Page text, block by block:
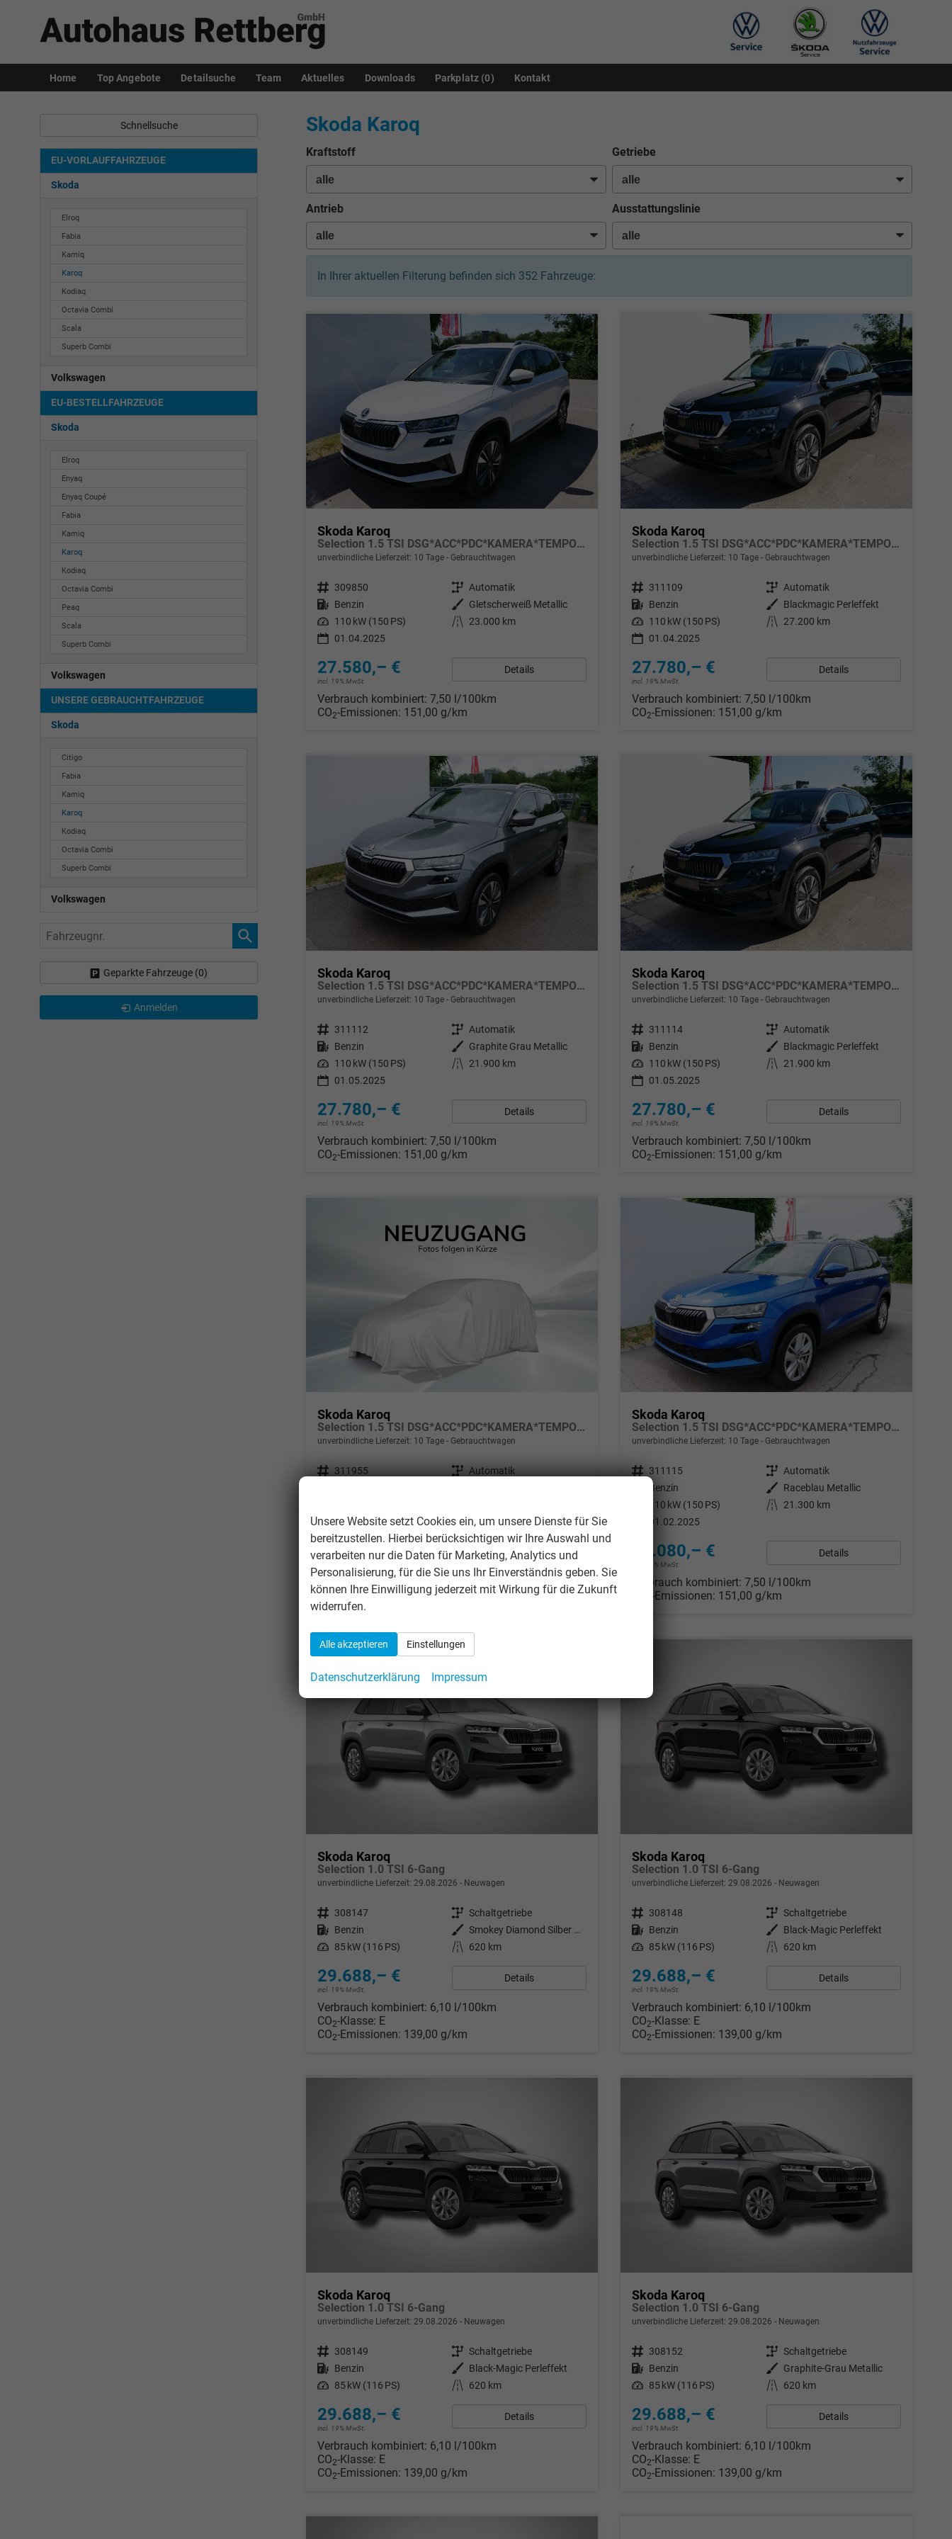
Home Top Angebote Detailsuche Team Aktuelles Downloads Parkplatz (0) Kontakt
Skoda Karoq
Kraftstoff Getriebe
Antrieb Ausstattungslinie
In Ihrer aktuellen Filterung befinden sich 352Fahrzeuge:
Skoda Karoq
Selection 1.5 TSI DSG*ACC*PDC*KAMERA*TEMPOMAT*LED*SMARTLINK*KLIMA*RADIO*17-ZOLL
unverbindliche Lieferzeit: 10 Tage Gebrauchtwagen
Fahrzeugnr. 309850 Getriebe Automatik
Kraftstoff Benzin Außenfarbe
Gletscherweiß Metallic
Leistung 110 kW (150 PS) Kilometerstand
23.000 km
01.04.2025
27.580,– €
incl. 19% MwSt.
Details
Verbrauch kombiniert: 7,50 l/100km
CO2-Emissionen: 151,00 g/km
Skoda Karoq
Selection 1.5 TSI DSG*ACC*PDC*KAMERA*TEMPOMAT*LED*SMARTLINK*KLIMA*RADIO*17-ZOLL
unverbindliche Lieferzeit: 10 Tage Gebrauchtwagen
Fahrzeugnr. 311109 Getriebe Automatik
Kraftstoff Benzin Außenfarbe
Blackmagic Perleffekt
Leistung 110 kW (150 PS) Kilometerstand
27.200 km
01.04.2025
27.780,– €
incl. 19% MwSt.
Details
Verbrauch kombiniert: 7,50 l/100km
CO2-Emissionen: 151,00 g/km
Skoda Karoq
Selection 1.5 TSI DSG*ACC*PDC*KAMERA*TEMPOMAT*LED*SMARTLINK*KLIMA*RADIO*17-ZOLL
unverbindliche Lieferzeit: 10 Tage Gebrauchtwagen
Fahrzeugnr. 311112 Getriebe Automatik
Kraftstoff Benzin Außenfarbe
Graphite Grau Metallic
Leistung 110 kW (150 PS) Kilometerstand
21.900 km
01.05.2025
27.780,– €
incl. 19% MwSt.
Details
Verbrauch kombiniert: 7,50 l/100km
CO2-Emissionen: 151,00 g/km
Skoda Karoq
Selection 1.5 TSI DSG*ACC*PDC*KAMERA*TEMPOMAT*LED*SMARTLINK*KLIMA*RADIO*17-ZOLL
unverbindliche Lieferzeit: 10 Tage Gebrauchtwagen
Fahrzeugnr. 311114 Getriebe Automatik
Kraftstoff Benzin Außenfarbe
Blackmagic Perleffekt
Leistung 110 kW (150 PS) Kilometerstand
21.900 km
01.05.2025
27.780,– €
incl. 19% MwSt.
Details
Verbrauch kombiniert: 7,50 l/100km
CO2-Emissionen: 151,00 g/km
Skoda Karoq
Selection 1.5 TSI DSG*ACC*PDC*KAMERA*TEMPOMAT*LED*SMARTLINK*KLIMA*RADIO*17-ZOLL
unverbindliche Lieferzeit: 10 Tage Gebrauchtwagen
Fahrzeugnr. 311955 Getriebe Automatik
01.04.2025
27.780,– € Details
Verbrauch kombiniert:
7,50 l/100km
CO -Emissionen:151,00 g/km
Skoda Karoq
Selection 1.5 TSI DSG*ACC*PDC*KAMERA*TEMPOMAT*LED*SMARTLINK*KLIMA*RADIO*17-ZOLL
unverbindliche Lieferzeit: 10 Tage Gebrauchtwagen
Fahrzeugnr. 311115 Getriebe Automatik
Benzin Außenfarbe
Raceblau Metallic
110 kW (150 PS) Kilometerstand
21.300 km
01.02.2025
28.080,– €
incl. 19% MwSt.
Details
Verbrauch kombiniert: 7,50 l/100km
-Emissionen: 151,00 g/km
Skoda Karoq
Selection 1.0 TSI 6-Gang
unverbindliche Lieferzeit: 29.08.2026 Neuwagen
Fahrzeugnr. 308147 Getriebe Schaltgetriebe
Kraftstoff Benzin Außenfarbe
Smokey Diamond Silber Metallic
Leistung 85 kW (116 PS) Kilometerstand 620 km
29.688,– €
incl. 19% MwSt.
Details
Verbrauch kombiniert: 6,10 l/100km
CO2-Klasse: E
CO2-Emissionen: 139,00 g/km
Skoda Karoq
Selection 1.0 TSI 6-Gang
unverbindliche Lieferzeit: 29.08.2026 Neuwagen
Fahrzeugnr. 308148 Getriebe Schaltgetriebe
Kraftstoff Benzin Außenfarbe
Black-Magic Perleffekt
Leistung 85 kW (116 PS) Kilometerstand 620 km
29.688,– €
incl. 19% MwSt.
Details
Verbrauch kombiniert: 6,10 l/100km
CO2-Klasse: E
CO2-Emissionen: 139,00 g/km
Skoda Karoq
Selection 1.0 TSI 6-Gang
unverbindliche Lieferzeit: 29.08.2026 Neuwagen
Fahrzeugnr. 308149 Getriebe Schaltgetriebe
Kraftstoff Benzin Außenfarbe
Black-Magic Perleffekt
Leistung 85 kW (116 PS) Kilometerstand 620 km
29.688,– €
incl. 19% MwSt.
Details
Verbrauch kombiniert: 6,10 l/100km
CO2-Klasse: E
CO2-Emissionen: 139,00 g/km
Skoda Karoq
Selection 1.0 TSI 6-Gang
unverbindliche Lieferzeit: 29.08.2026 Neuwagen
Fahrzeugnr. 308152 Getriebe Schaltgetriebe
Kraftstoff Benzin Außenfarbe
Graphite-Grau Metallic
Leistung 85 kW (116 PS) Kilometerstand 620 km
29.688,– €
incl. 19% MwSt.
Details
Verbrauch kombiniert: 6,10 l/100km
CO2-Klasse: E
CO2-Emissionen: 139,00 g/km
Schnellsuche
EU-VORLAUFFAHRZEUGE
Skoda
Elroq
Fabia
Kamiq
Karoq
Kodiaq
Octavia Combi
Scala
Superb Combi
Volkswagen
EU-BESTELLFAHRZEUGE
Skoda
Elroq
Enyaq
Enyaq Coupé
Fabia
Kamiq
Karoq
Kodiaq
Octavia Combi
Peaq
Scala
Superb Combi
Volkswagen
UNSERE GEBRAUCHTFAHRZEUGE
Skoda
Citigo
Fabia
Kamiq
Karoq
Kodiaq
Octavia Combi
Superb Combi
Volkswagen
Fahrzeugnr.
Geparkte Fahrzeuge (0)
Anmelden
Unsere Website setzt Cookies ein, um unsere Dienste für Sie
bereitzustellen. Hierbei berücksichtigen wir Ihre Auswahl und
verarbeiten nur die Daten für Marketing, Analytics und
Personalisierung, für die Sie uns Ihr Einverständnis geben. Sie
können Ihre Einwilligung jederzeit mit Wirkung für die Zukunft
widerrufen.
Alle akzeptieren Einstellungen
Datenschutzerklärung Impressum